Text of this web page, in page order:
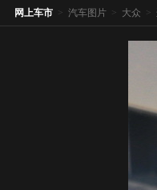
网上车市 > 汽车图片 > 大众 >